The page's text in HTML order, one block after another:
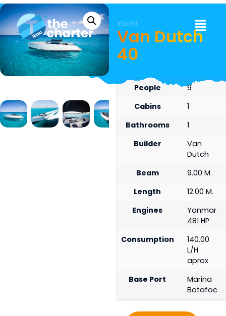
Yacht
Van Dutch
40
People
9
Cabins
1
Bathrooms
1
Builder
Van
Dutch
Beam
9.00 M
Length
12.00 M.
Engines
Yanmar
481 HP
Consumption
140.00
L/H
aprox
Base Port
Marina
Botafoc